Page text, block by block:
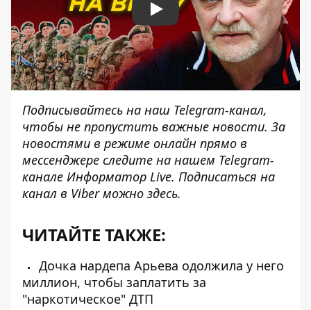
Play
Подписывайтесь на наш Telegram-канал,
чтобы не пропустить важные новости. За
новостями в режиме онлайн прямо в
мессенджере следите на нашем Telegram-
канале Информатор Live. Подписаться на
канал в Viber можно здесь.
ЧИТАЙТЕ ТАКЖЕ:
Дочка нардепа Арьева одолжила у него
миллион, чтобы заплатить за
"наркотическое" ДТП